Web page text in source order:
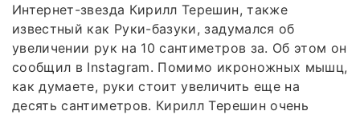
Интернет-звезда Кирилл Терешин, также
известный как Руки-базуки, задумался об
увеличении рук на 10 сантиметров за. Об этом он
сообщил в Instagram. Помимо икроножных мышц,
как думаете, руки стоит увеличить еще на
десять сантиметров. Кирилл Терешин очень